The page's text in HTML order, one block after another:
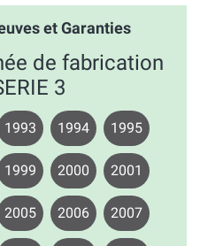
et Garanties
de fabrication
3
1993 1994 1995
1999 2000 2001
2005 2006 2007